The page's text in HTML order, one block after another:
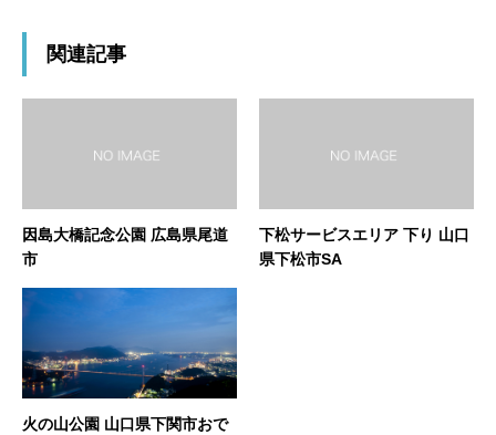
関連記事
因島大橋記念公園 広島県尾道
市
下松サービスエリア 下り 山口
県下松市SA
火の山公園 山口県下関市おで